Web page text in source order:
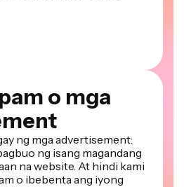
o mga
ng mga advertisement:
ng isang magandang
na website. At hindi kami
o ibebenta ang iyong
sino.